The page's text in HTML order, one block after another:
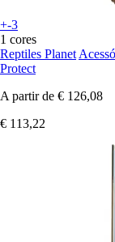
+-3
1 cores
Reptiles Planet
Protect
A partir de € 126,08
€ 113,22